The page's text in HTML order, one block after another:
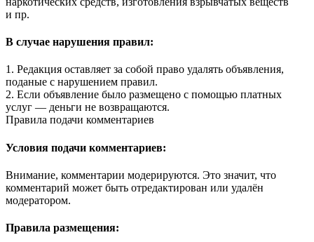
и пр.
В случае нарушения правил:
1. Редакция оставляет за собой право удалять объявления,
поданые с нарушением правил.
2. Если объявление было размещено с помощью платных
услуг — деньги не возвращаются.
Правила подачи комментариев
Условия подачи комментариев:
Внимание, комментарии модерируются. Это значит, что
комментарий может быть отредактирован или удалён
модератором.
Правила размещения: